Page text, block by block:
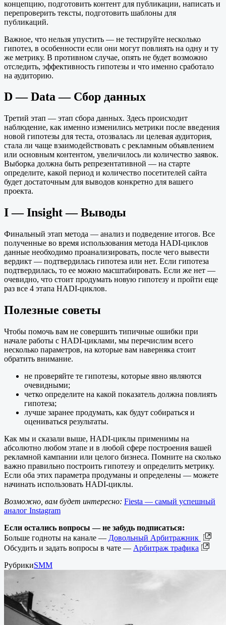
концепцию, подготовить контент для публикации, написать и
перепроверить тексты, подготовить шаблоны для
публикаций.
Важное, что нельзя упустить — не тестируйте несколько
гипотез, в особенности если они могут повлиять на одну и ту
же метрику. В противном случае, опять не будет возможно
отследить, эффективность гипотезы и что именно сработало
на аудиторию.
D — Data — Сбор данных
Третий этап — этап сбора данных. Здесь происходит
наблюдение, как именно изменились метрики после введения
новой гипотезы для теста, отозвалась ли целевая аудитория,
стала ли чаще взаимодействовать с рекламным объявлением
или основным контентом, увеличилось ли количество заявок.
Выборка должна быть репрезентативной — на старте
определите, какой период и количество посетителей сайта
будет достаточным для выводов конкретно для вашего
проекта.
I — Insight — Выводы
Финальный этап метода — анализ и подведение итогов. Все
полученные во время использования метода HADI-циклов
данные необходимо проанализировать, после чего вывести
вердикт — подтвердилась гипотеза или нет. Если гипотеза
подтвердилась, то ее можно масштабировать. Если же нет —
очевидно, что стоит продумать новую гипотезу и пройти еще
раз все 4 этапа HADI-циклов.
Полезные советы
Чтобы помочь вам не совершить типичные ошибки при
начале работы с HADI-циклами, мы перечислим всего
несколько параметров, на которые вам наверняка стоит
обратить внимание.
не проверяйте те гипотезы, которые явно являются
очевидными;
четко определите на какой показатель должна повлиять
гипотеза;
лучше заранее продумать, как будут собираться и
оцениваться результаты.
Как мы и сказали выше, HADI-циклы применимы на
абсолютно любом этапе и в любой сфере построения вашей
рекламной кампании или целого бизнеса. Помните на сколько
важно правильно построить гипотезу и определить метрику.
Если оба этих параметра продуманы и определены — можете
начинать использовать HADI-циклы.
Возможно, вам будет интересно: Fiesta — самый успешный
аналог Instagram
Если остались вопросы — не забудь подписаться:
Больше годноты на канале — Довольный Арбитражник
Обсудить и задать вопросы в чате — Арбитраж трафика
РубрикиSMM